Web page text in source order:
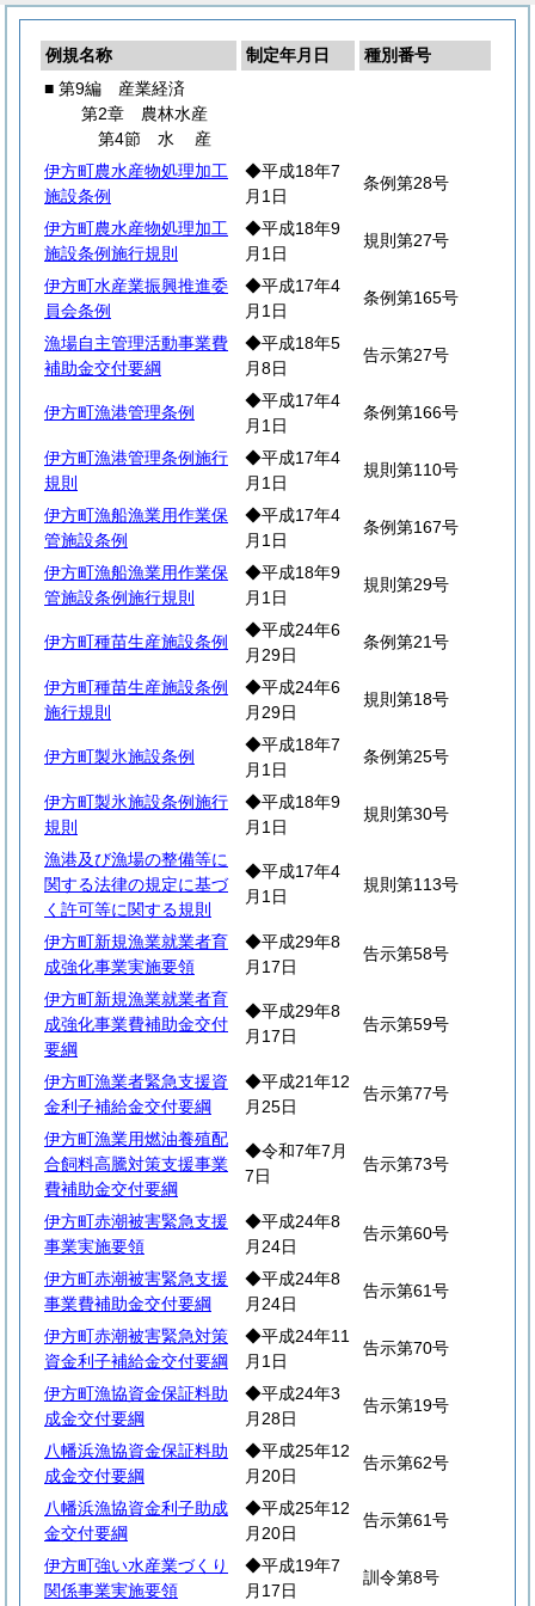
例規名称 制定年月日
種別番号
■ 第9編 産業経済
第2章 農林水産
第4節 水 産
伊方町農水産物処理加工
施設条例
◆平成18年7
月1日
条例第28号
伊方町農水産物処理加工
施設条例施行規則
◆平成18年9
月1日
規則第27号
伊方町水産業振興推進委
員会条例
◆平成17年4
月1日
条例第165号
漁場自主管理活動事業費
補助金交付要綱
◆平成18年5
月8日
告示第27号
伊方町漁港管理条例
◆平成17年4
月1日
条例第166号
伊方町漁港管理条例施行
規則
◆平成17年4
月1日
規則第110号
伊方町漁船漁業用作業保
管施設条例
◆平成17年4
月1日
条例第167号
伊方町漁船漁業用作業保
管施設条例施行規則
◆平成18年9
月1日
規則第29号
伊方町種苗生産施設条例
◆平成24年6
月29日
条例第21号
伊方町種苗生産施設条例
施行規則
◆平成24年6
月29日
規則第18号
伊方町製氷施設条例
◆平成18年7
月1日
条例第25号
伊方町製氷施設条例施行
規則
◆平成18年9
月1日
規則第30号
漁港及び漁場の整備等に
関する法律の規定に基づ
く許可等に関する規則
◆平成17年4
月1日
規則第113号
伊方町新規漁業就業者育
成強化事業実施要領
◆平成29年8
月17日
告示第58号
伊方町新規漁業就業者育
成強化事業費補助金交付
要綱
◆平成29年8
月17日
告示第59号
伊方町漁業者緊急支援資
金利子補給金交付要綱
◆平成21年12
月25日
告示第77号
伊方町漁業用燃油養殖配
合飼料高騰対策支援事業
費補助金交付要綱
◆令和7年7月
7日
告示第73号
伊方町赤潮被害緊急支援
事業実施要領
◆平成24年8
月24日
告示第60号
伊方町赤潮被害緊急支援
事業費補助金交付要綱
◆平成24年8
月24日
告示第61号
伊方町赤潮被害緊急対策
資金利子補給金交付要綱
◆平成24年11
月1日
告示第70号
伊方町漁協資金保証料助
成金交付要綱
◆平成24年3
月28日
告示第19号
八幡浜漁協資金保証料助
成金交付要綱
◆平成25年12
月20日
告示第62号
八幡浜漁協資金利子助成
金交付要綱
◆平成25年12
月20日
告示第61号
伊方町強い水産業づくり
関係事業実施要領
◆平成19年7
月17日
訓令第8号